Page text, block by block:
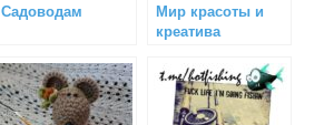
Садоводам
Мир красоты и
креатива